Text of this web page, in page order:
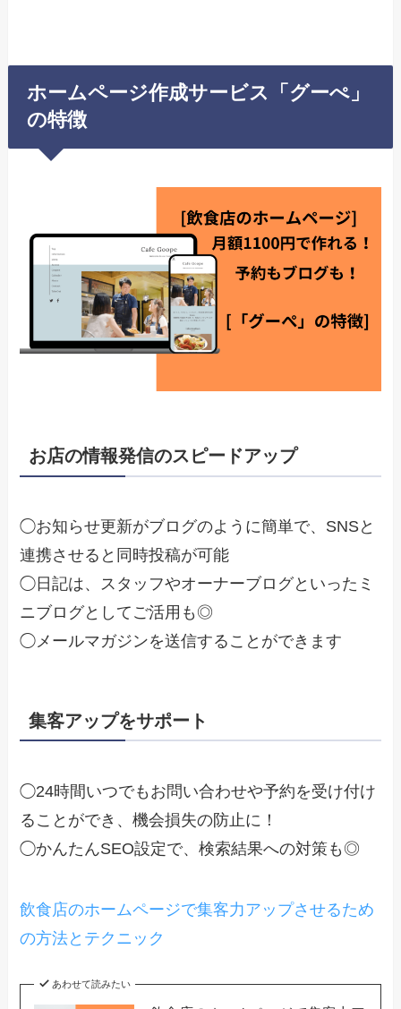
ホームページ作成サービス「グーぺ」
の特徴
お店の情報発信のスピードアップ
◯お知らせ更新がブログのように簡単で、SNSと
連携させると同時投稿が可能
◯日記は、スタッフやオーナーブログといったミ
ニブログとしてご活用も◎
◯メールマガジンを送信することができます
集客アップをサポート
◯24時間いつでもお問い合わせや予約を受け付け
ることができ、機会損失の防止に！
◯かんたんSEO設定で、検索結果への対策も◎
飲食店のホームページで集客力アップさせるため
の方法とテクニック
あわせて読みたい